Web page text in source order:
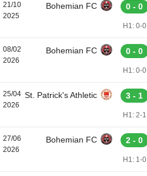
21/10
2025
Bohemian FC 0 - 0
H1: 0-0
08/02
2026
Bohemian FC 0 - 0
H1: 0-0
25/04
2026
St. Patrick's Athletic 3 - 1
H1: 2-1
27/06
2026
Bohemian FC 2 - 0
H1: 1-0